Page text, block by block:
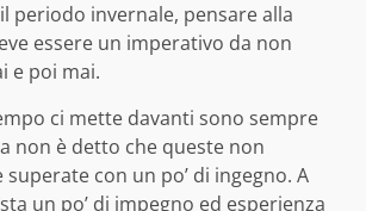
periodo invernale, pensare alla
essere un imperativo da non
e poi mai.
ci mette davanti sono sempre
non è detto che queste non
superate con un po’ di ingegno. A
un po’ di impegno ed esperienza